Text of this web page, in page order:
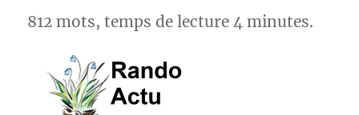
812 mots, temps de lecture 4 minutes.